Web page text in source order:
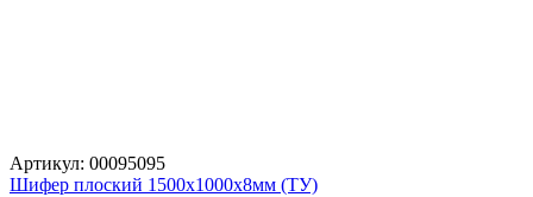
Артикул: 00095095
Шифер плоский 1500х1000х8мм (ТУ)